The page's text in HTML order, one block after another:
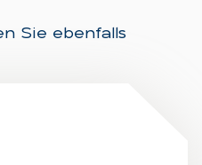
Sie ebenfalls